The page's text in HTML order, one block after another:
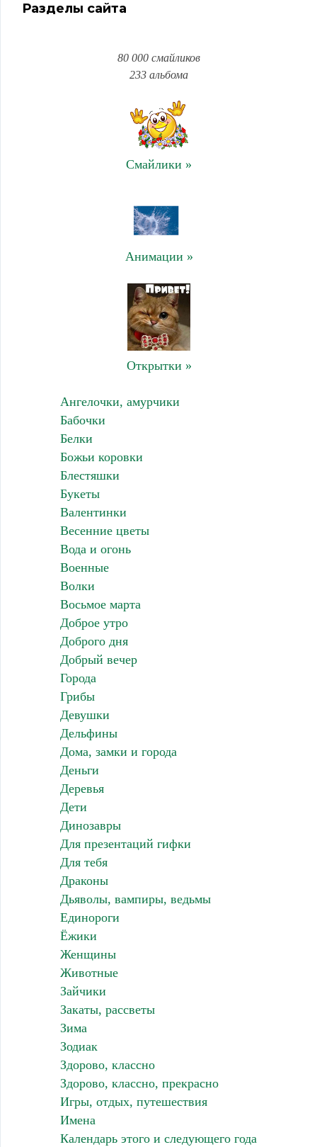
Разделы сайта
80 000 смайликов
233 альбома
Смайлики »
Анимации »
Открытки »
Ангелочки, амурчики
Бабочки
Белки
Божьи коровки
Блестяшки
Букеты
Валентинки
Весенние цветы
Вода и огонь
Военные
Волки
Восьмое марта
Доброе утро
Доброго дня
Добрый вечер
Города
Грибы
Девушки
Дельфины
Дома, замки и города
Деньги
Деревья
Дети
Динозавры
Для презентаций гифки
Для тебя
Драконы
Дьяволы, вампиры, ведьмы
Единороги
Ёжики
Женщины
Животные
Зайчики
Закаты, рассветы
Зима
Зодиак
Здорово, классно
Здорово, классно, прекрасно
Игры, отдых, путешествия
Имена
Календарь этого и следующего года